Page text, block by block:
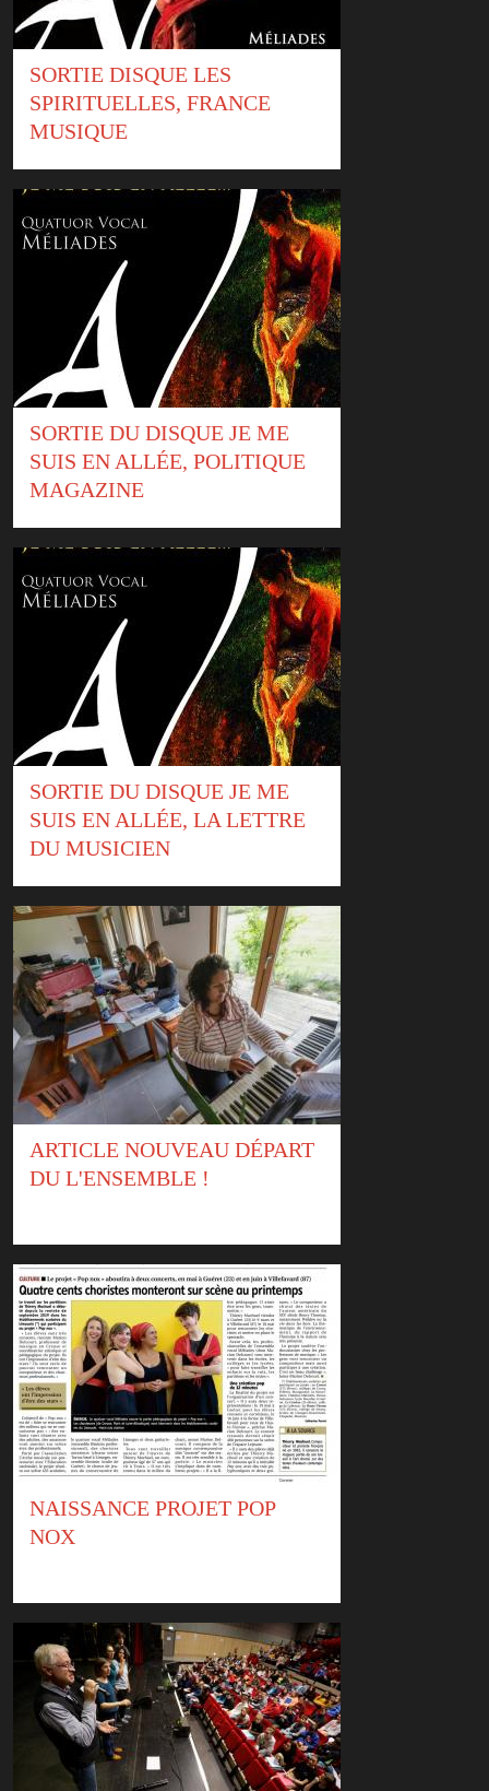
SORTIE DISQUE LES
SPIRITUELLES, FRANCE
MUSIQUE
SORTIE DU DISQUE JE ME
SUIS EN ALLÉE, POLITIQUE
MAGAZINE
SORTIE DU DISQUE JE ME
SUIS EN ALLÉE, LA LETTRE
DU MUSICIEN
ARTICLE NOUVEAU DÉPART
DU L'ENSEMBLE !
NAISSANCE PROJET POP
NOX